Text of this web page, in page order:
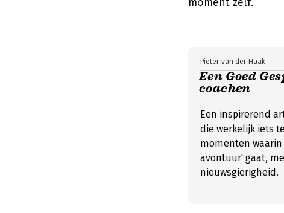
Een Goed
coachen
Pieter van der Haak
Een inspirerend
die werkelijk iets
momenten waarin
avontuur' gaat,
nieuwsgierigheid.